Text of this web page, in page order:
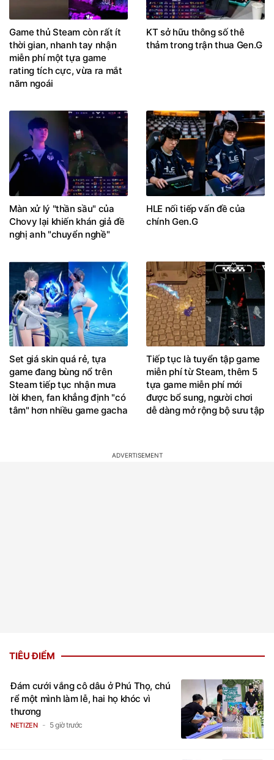
Game thủ Steam còn rất ít
thời gian, nhanh tay nhận
miễn phí một tựa game
rating tích cực, vừa ra mắt
năm ngoái
KT sở hữu thông số thê
thảm trong trận thua Gen.G
Màn xử lý "thần sầu" của
Chovy lại khiến khán giả đề
nghị anh "chuyển nghề"
HLE nối tiếp vấn đề của
chính Gen.G
Set giá skin quá rẻ, tựa
game đang bùng nổ trên
Steam tiếp tục nhận mưa
lời khen, fan khẳng định "có
tâm" hơn nhiều game gacha
Tiếp tục là tuyển tập game
miễn phí từ Steam, thêm 5
tựa game miễn phí mới
được bổ sung, người chơi
dễ dàng mở rộng bộ sưu tập
TIÊU ĐIỂM
Đám cưới vắng cô dâu ở Phú Thọ, chú
rể một mình làm lễ, hai họ khóc vì
thương
NETIZEN 5 giờ trước